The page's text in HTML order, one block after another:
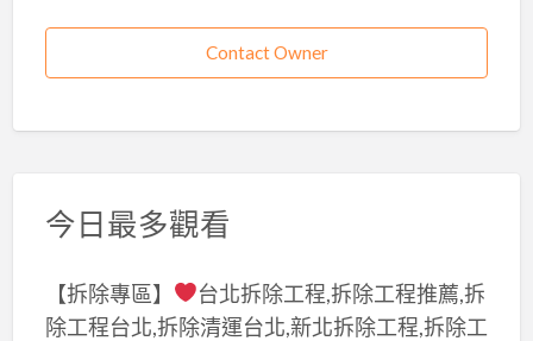
Contact Owner
今日最多觀看
【拆除專區】
台北拆除工程,拆除工程推薦,拆
除工程台北,拆除清運台北,新北拆除工程,拆除工